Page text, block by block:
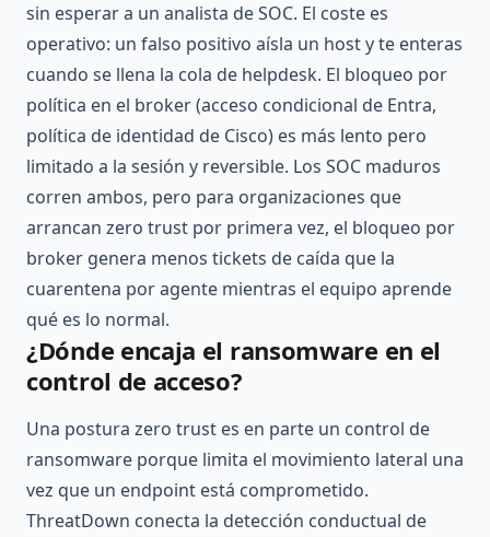
sin esperar a un analista de SOC. El coste es
operativo: un falso positivo aísla un host y te enteras
cuando se llena la cola de helpdesk. El bloqueo por
política en el broker (acceso condicional de Entra,
política de identidad de Cisco) es más lento pero
limitado a la sesión y reversible. Los SOC maduros
corren ambos, pero para organizaciones que
arrancan zero trust por primera vez, el bloqueo por
broker genera menos tickets de caída que la
cuarentena por agente mientras el equipo aprende
qué es lo normal.
¿Dónde encaja el ransomware en el
control de acceso?
Una postura zero trust es en parte un control de
ransomware porque limita el movimiento lateral una
vez que un endpoint está comprometido.
ThreatDown conecta la detección conductual de